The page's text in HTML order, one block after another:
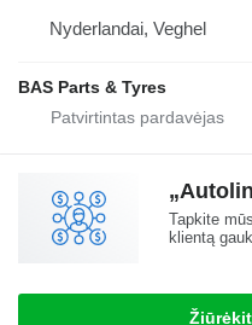
Nyderlandai, Veghel
BAS Parts & Tyres
Tapkite
klientą